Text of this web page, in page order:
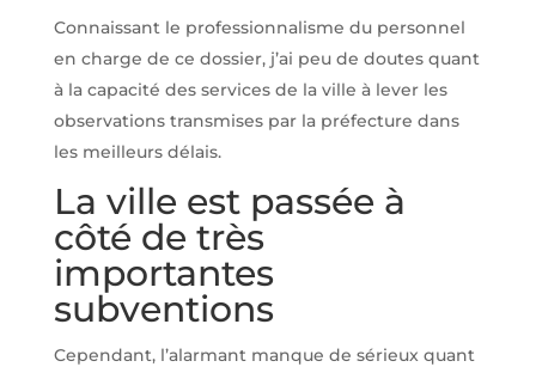
Connaissant le professionnalisme du personnel
en charge de ce dossier, j’ai peu de doutes quant
à la capacité des services de la ville à lever les
observations transmises par la préfecture dans
les meilleurs délais.
La ville est passée à
côté de très
importantes
subventions
Cependant, l’alarmant manque de sérieux quant